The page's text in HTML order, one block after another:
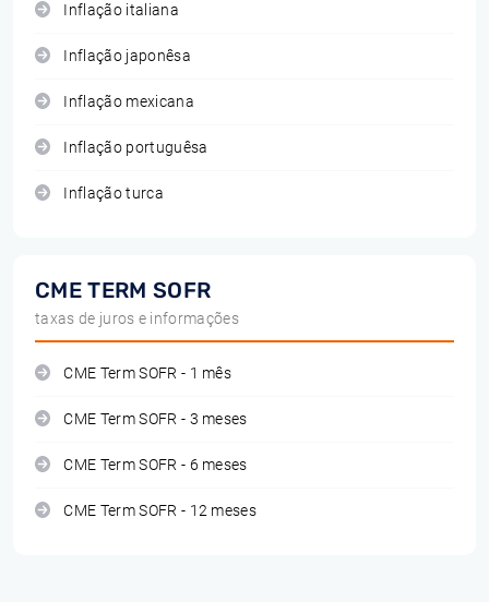
Inflação italiana
Inflação japonêsa
Inflação mexicana
Inflação portuguêsa
Inflação turca
CME TERM SOFR
taxas de juros e informações
CME Term SOFR - 1 mês
CME Term SOFR - 3 meses
CME Term SOFR - 6 meses
CME Term SOFR - 12 meses